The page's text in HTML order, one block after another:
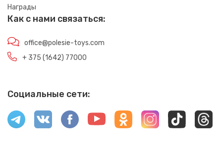
Награды
Как с нами связаться:
office@polesie-toys.com
+ 375 (1642) 77000
Социальные сети: